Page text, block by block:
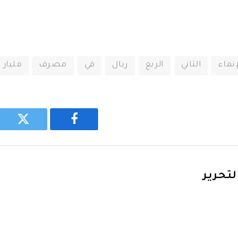
الثاني الربع ريال في مصرف مليار
فيسبوك تويتر